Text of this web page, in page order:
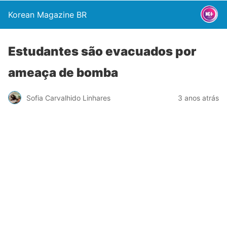
Korean Magazine BR
Estudantes são evacuados por
ameaça de bomba
Sofia Carvalhido Linhares 3 anos atrás